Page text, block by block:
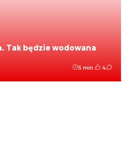
Tak będzie wodowana
5 min. 4